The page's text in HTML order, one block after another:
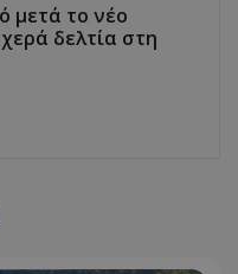
μετά το νέο
δελτία στη